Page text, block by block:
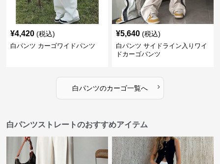
¥4,420 (税込)
白パンツ カーゴワイドパンツ
¥5,640 (税込)
白パンツ サイドライン入りワイ
ドカーゴパンツ
白パンツのカーゴ一覧へ ›
白パンツストレートのおすすめアイテム